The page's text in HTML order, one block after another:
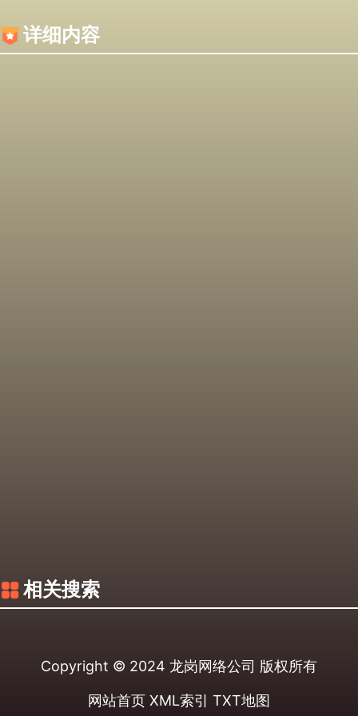
详细内容
相关搜索
Copyright © 2024 龙岗网络公司 版权所有
网站首页 XML索引 TXT地图